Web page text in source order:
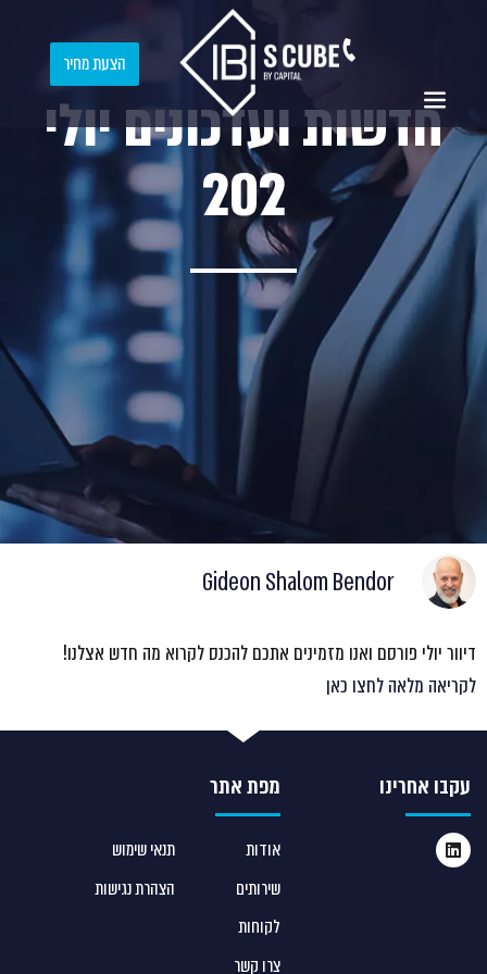
הצעת מחיר
חדשות ועדכונים יולי
202
Gideon Shalom Bendor
דיוור יולי פורסם ואנו מזמינים אתכם להכנס לקרוא מה חדש אצלנו!
לקריאה מלאה לחצו כאן
עקבו אחרינו מפת אתר
אודות
שירותים
לקוחות
צרו קשר
תנאי שימוש
הצהרת נגישות